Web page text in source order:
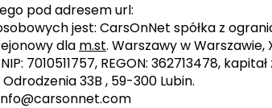
pod adresem url:
jest: CarsOnNet spółka z
dla m.st. Warszawy w Warszawie,
7010511757, REGON: 362713478,
33B , 59-300 Lubin.